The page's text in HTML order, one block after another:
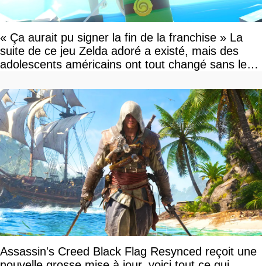
« Ça aurait pu signer la fin de la franchise » La
suite de ce jeu Zelda adoré a existé, mais des
adolescents américains ont tout changé sans le
Assassin's Creed Black Flag Resynced reçoit une